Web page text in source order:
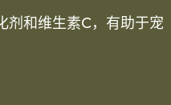
剂和维生素C，有助于宠